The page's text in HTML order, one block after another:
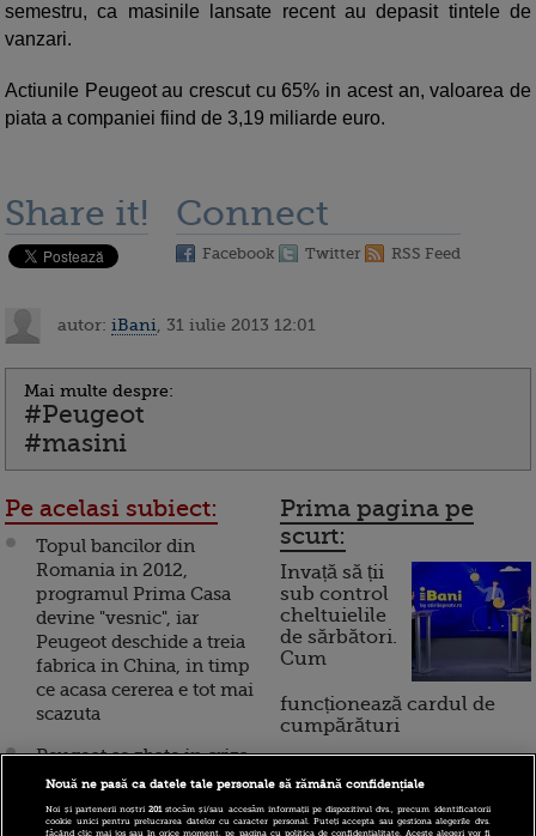
semestru, ca masinile lansate recent au depasit tintele de
vanzari.
Actiunile Peugeot au crescut cu 65% in acest an, valoarea de
piata a companiei fiind de 3,19 miliarde euro.
Share it! Connect
Facebook Twitter RSS Feed
autor: iBani , 31 iulie 2013 12:01
Mai multe despre:
#Peugeot
#masini
Pe acelasi subiect:
Topul bancilor din
Romania in 2012,
programul Prima Casa
devine "vesnic", iar
Peugeot deschide a treia
fabrica in China, in timp
ce acasa cererea e tot mai
scazuta
Peugeot se zbate in criza.
Inchide o fabrica langa
Paris si concediaza mii
de angajati
Prima pagina pe
scurt:
Invață să ții
sub control
cheltuielile
de sărbători.
Cum
funcționează cardul de
cumpărături
Incont , site-ul Știrile Pro
TV de informații
Nouă ne pasă ca datele tale personale să rămână confidențiale
Noi și partenerii noștri201stocăm și/sau accesăm informații pe dispozitivul dvs., precum identificatorii
cookie unici pentru prelucrarea datelor cu caracter personal. Puteți accepta sau gestiona alegerile dvs.
făcând clic mai jos sau în orice moment, pe pagina cu politica de confidențialitate. Aceste alegeri vor fi